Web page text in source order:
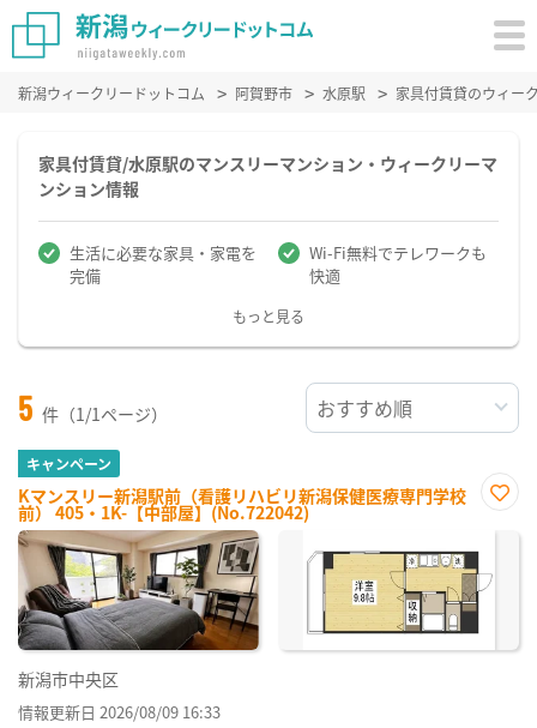
新潟ウィークリードットコム 阿賀野市 水原駅 家具付賃貸のウィー
家具付賃貸/水原駅のマンスリーマンション・ウィークリーマ
ンション情報
生活に必要な家具・家電を
完備
Wi-Fi無料でテレワークも
快適
もっと見る
5 件（1/1ページ）
キャンペーン
Kマンスリー新潟駅前（看護リハビリ新潟保健医療専門学校
前） 405・1K-【中部屋】(No.722042)
に入
録
新潟市中央区
情報更新日 2026/08/09 16:33